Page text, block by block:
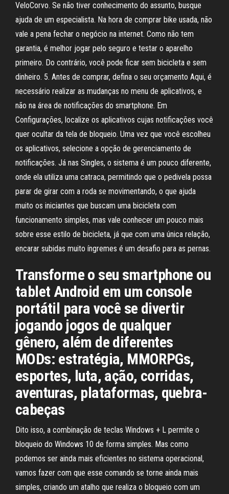
VeloCorvo. Se não tiver conhecimento do assunto, busque
ajuda de um especialista. Na hora de comprar bike usada, não
vale a pena fechar o negócio na internet. Como não tem
garantia, é melhor jogar pelo seguro e testar o aparelho
primeiro. Do contrário, você pode ficar sem bicicleta e sem
dinheiro. 5. Antes de comprar, defina o seu orçamento Aqui, é
necessário realizar as mudanças no menu de aplicativos, e
não na área de notificações do smartphone. Em
Configurações, localize os aplicativos cujas notificações você
quer ocultar da tela de bloqueio. Uma vez que você escolheu
os aplicativos, selecione a opção de gerenciamento de
notificações. Já nas Singles, o sistema é um pouco diferente,
onde ela utiliza uma catraca, permitindo que o pedivela possa
parar de girar com a roda se movimentando, o que ajuda
muito os iniciantes que buscam uma bicicleta com
funcionamento simples, mas vale conhecer um pouco mais
sobre esse estilo de bicicleta, já que com uma única relação,
encarar subidas muito íngremes é um desafio para as pernas.
Transforme o seu smartphone ou
tablet Android em um console
portátil para você se divertir
jogando jogos de qualquer
gênero, além de diferentes
MODs: estratégia, MMORPGs,
esportes, luta, ação, corridas,
aventuras, plataformas, quebra-
cabeças
Dito isso, a combinação de teclas Windows + L permite o
bloqueio do Windows 10 de forma simples. Mas como
podemos ser ainda mais eficientes no sistema operacional,
vamos fazer com que esse comando se torne ainda mais
simples, criando um atalho que realiza o bloqueio com um